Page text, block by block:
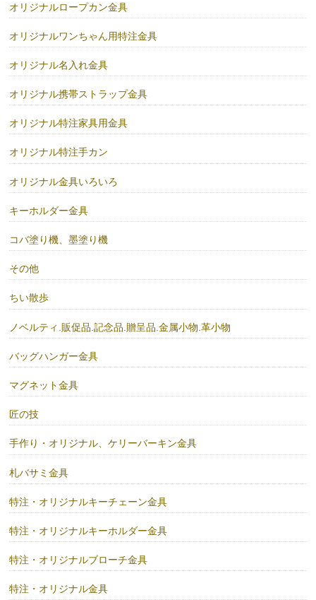
オリジナルロープカン金具
オリジナルワンちゃん用特注金具
オリジナル名入れ金具
オリジナル携帯ストラップ金具
オリジナル特注家具用金具
オリジナル特注手カン
オリジナル金具いろいろ
キーホルダー金具
コバ塗り機、墨塗り機
その他
ちい散歩
ノベルティ.販促品.記念品.贈呈品.金属小物.革小物
バッグハンガー金具
マグネット金具
匠の技
手作り・オリジナル、ケリーバーキン金具
札バサミ金具
特注・オリジナルキーチェーン金具
特注・オリジナルキーホルダー金具
特注・オリジナルブローチ金具
特注・オリジナル金具